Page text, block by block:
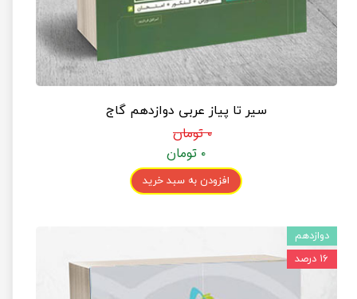
سیر تا پیاز عربی دوازدهم گاج
۰ تومان
۰ تومان
افزودن به سبد خرید
دوازدهم
۱۶ درصد